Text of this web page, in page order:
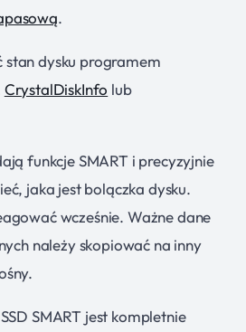
.
dysku programem
CrystalDiskInfo lub
funkcje SMART i precyzyjnie
jaka jest bolączka dysku.
wcześnie. Ważne dane
należy skopiować na inny
SMART jest kompletnie